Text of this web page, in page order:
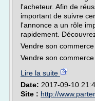
l'acheteur. Afin de
important de suivre
l'annonce a un rôle
rapidement.
Vendre son commerce
Vendre son
Lire la suite
Date: 2017-09-10
Site : http://